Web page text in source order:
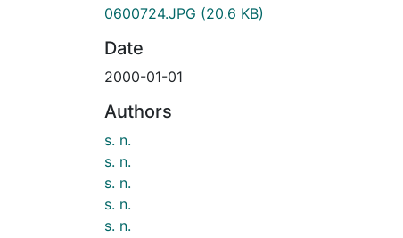
0600724.JPG (20.6 KB)
Date
2000-01-01
Authors
s. n.
s. n.
s. n.
s. n.
s. n.